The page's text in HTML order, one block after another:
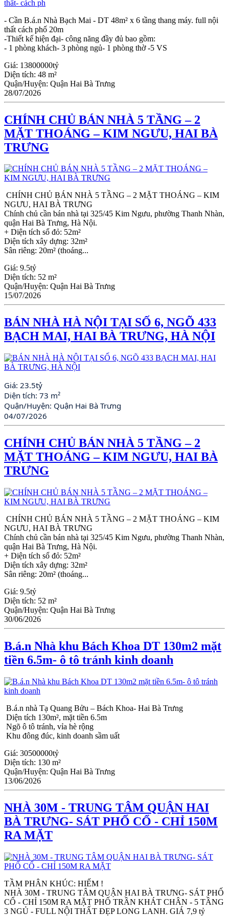
- Cần B.á.n Nhà Bạch Mai - DT 48m² x 6 tầng thang máy. full nội
thất cách phố 20m
-Thiết kế hiện đại- công năng đầy đủ bao gồm:
- 1 phòng khách- 3 phòng ngủ- 1 phòng thờ -5 VS
Giá: 13800000tỷ
Diện tích: 48 m²
Quận/Huyện: Quận Hai Bà Trưng
28/07/2026
CHÍNH CHỦ BÁN NHÀ 5 TẦNG – 2
MẶT THOÁNG – KIM NGƯU, HAI BÀ
TRƯNG
CHÍNH CHỦ BÁN NHÀ 5 TẦNG – 2 MẶT THOÁNG – KIM
NGƯU, HAI BÀ TRƯNG
Chính chủ cần bán nhà tại 325/45 Kim Ngưu, phường Thanh Nhàn,
quận Hai Bà Trưng, Hà Nội.
+ Diện tích sổ đỏ: 52m²
Diện tích xây dựng: 32m²
Sân riêng: 20m² (thoáng...
Giá: 9.5tỷ
Diện tích: 52 m²
Quận/Huyện: Quận Hai Bà Trưng
15/07/2026
BÁN NHÀ HÀ NỘI TẠI SỐ 6, NGÕ 433
BẠCH MAI, HAI BÀ TRƯNG, HÀ NỘI
Giá: 23.5tỷ
Diện tích: 73 m²
Quận/Huyện: Quận Hai Bà Trưng
04/07/2026
CHÍNH CHỦ BÁN NHÀ 5 TẦNG – 2
MẶT THOÁNG – KIM NGƯU, HAI BÀ
TRƯNG
CHÍNH CHỦ BÁN NHÀ 5 TẦNG – 2 MẶT THOÁNG – KIM
NGƯU, HAI BÀ TRƯNG
Chính chủ cần bán nhà tại 325/45 Kim Ngưu, phường Thanh Nhàn,
quận Hai Bà Trưng, Hà Nội.
+ Diện tích sổ đỏ: 52m²
Diện tích xây dựng: 32m²
Sân riêng: 20m² (thoáng...
Giá: 9.5tỷ
Diện tích: 52 m²
Quận/Huyện: Quận Hai Bà Trưng
30/06/2026
B.á.n Nhà khu Bách Khoa DT 130m2 mặt
tiền 6.5m- ô tô tránh kinh doanh
B.á.n nhà Tạ Quang Bửu – Bách Khoa- Hai Bà Trưng
Diện tích 130m², mặt tiền 6.5m
Ngõ ô tô tránh, vỉa hè rộng
Khu đông đúc, kinh doanh sầm uất
Giá: 30500000tỷ
Diện tích: 130 m²
Quận/Huyện: Quận Hai Bà Trưng
13/06/2026
NHÀ 30M - TRUNG TÂM QUẬN HAI
BÀ TRƯNG- SÁT PHỐ CỔ - CHỈ 150M
RA MẶT
TẦM PHÂN KHÚC: HIẾM !
NHÀ 30M - TRUNG TÂM QUẬN HAI BÀ TRƯNG- SÁT PHỐ
CỔ - CHỈ 150M RA MẶT PHỐ TRẦN KHÁT CHÂN - 5 TẦNG
3 NGỦ - FULL NỘI THẤT ĐẸP LONG LANH. GIÁ 7,9 tỷ